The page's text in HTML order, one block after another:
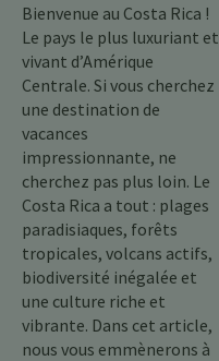
Bienvenue au Costa Rica !
Le pays le plus luxuriant et
vivant d’Amérique
Centrale. Si vous cherchez
une destination de
vacances
impressionnante, ne
cherchez pas plus loin. Le
Costa Rica a tout : plages
paradisiaques, forêts
tropicales, volcans actifs,
biodiversité inégalée et
une culture riche et
vibrante. Dans cet article,
nous vous emmènerons à